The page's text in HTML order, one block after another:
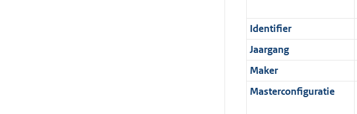
t
a
t
a
a
t
m
a
a
t
Identifier
Jaargang
Maker
Masterconfiguratie